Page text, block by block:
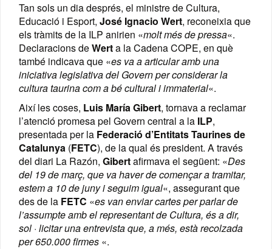
Tan sols un dia després, el ministre de Cultura,
Educació i Esport, José Ignacio Wert, reconeixia que
els tràmits de la ILP anirien «molt més de pressa«.
Declaracions deWerta la Cadena COPE, en què
també indicava que «es va a articular amb una
iniciativa legislativa del Govern per considerar la
cultura taurina com a bé cultural i immaterial«.
Així les coses, Luis María Gibert, tornava a reclamar
l’atenció promesa pel Govern central a la ILP,
presentada per la Federació d’Entitats Taurines de
Catalunya (FETC), de la qual és president. A través
del diari La Razón, Gibertafirmava el següent: «Des
del 19 de març, que va haver de començar a tramitar,
estem a 10 de juny i seguim igual«, assegurant que
des de la FETC «es van enviar cartes per parlar de
l’assumpte amb el representant de Cultura, és a dir,
sol · licitar una entrevista que, a més, està recolzada
per 650.000 firmes «.